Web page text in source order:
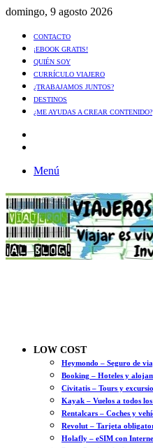
domingo, 9 agosto 2026
CONTACTO
¡EBOOK GRATIS!
QUIÉN SOY
CURRÍCULO VIAJERO
¿TRABAJAMOS JUNTOS?
DESTINOS
¿ME AYUDAS A CREAR CONTENIDO?
Menú
LOW COST
Heymondo – Seguro de
Booking – Hoteles y
Civitatis – Tours y
Kayak – Vuelos a todos los
Rentalcars – Coches y
Revolut – Tarjeta
Holafly – eSIM con